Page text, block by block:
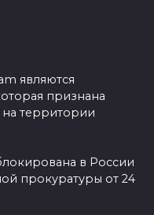
являются
признана
территории
в России
прокуратуры от 24